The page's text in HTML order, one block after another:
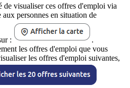
de visualiser ces offres d'emploi via
personnes en situation de
:
.
les offres d'emploi que vous
les offres d'emploi suivantes,